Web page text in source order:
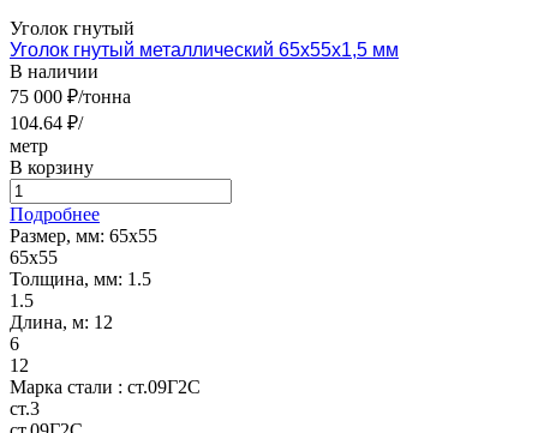
Уголок гнутый
Уголок гнутый металлический 65х55х1,5 мм
В наличии
75 000 ₽/тонна
104.64 ₽/
метр
В корзину
Подробнее
Размер, мм: 65х55
65х55
Толщина, мм: 1.5
1.5
Длина, м: 12
6
12
Марка стали : ст.09Г2С
ст.3